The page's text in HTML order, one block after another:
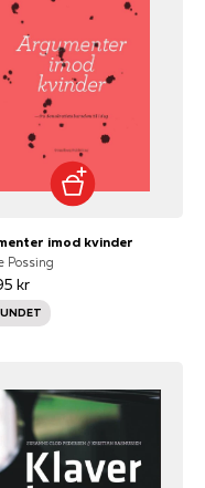
imod kvinder
Possing
kr